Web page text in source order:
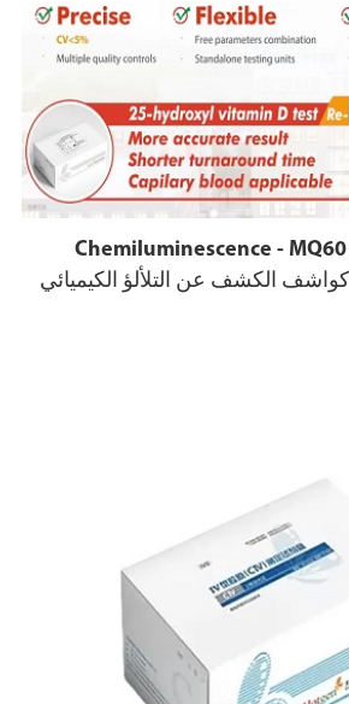
رائد في اختبار واحد Chemiluminescence - MQ60
الكشف عن التلألؤ الكيميائي